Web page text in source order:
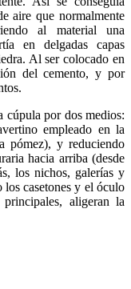
aire que normalmente
al material una
en delgadas capas
Al ser colocado en
del cemento, y por
cúpula por dos medios:
empleado en la
pómez), y reduciendo
hacia arriba (desde
los nichos, galerías y
los casetones y el óculo
aligeran la